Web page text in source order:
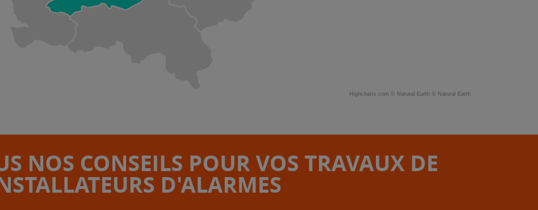
Highcharts.com © Natural Earth © Natural Earth
NOS CONSEILS POUR VOS TRAVAUX DE
D'ALARMES